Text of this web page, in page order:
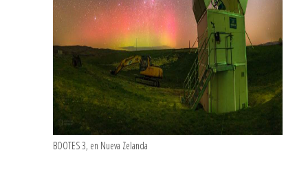
BOOTES 3, en Nueva Zelanda